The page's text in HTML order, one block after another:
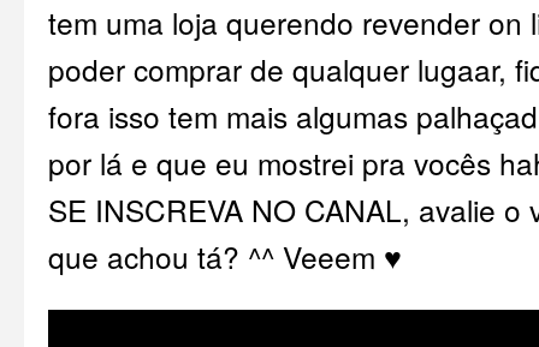
tem uma loja querendo revender on
poder comprar de qualquer lugaar,
fora isso tem mais algumas
por lá e que eu mostrei pra vocês
SE INSCREVA NO CANAL, avalie
que achou tá? ^^ Veeem ♥